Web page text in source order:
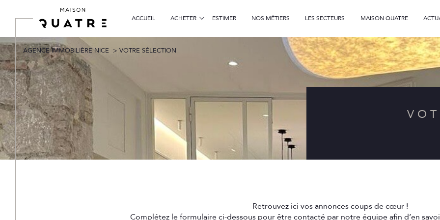
ACCUEIL ACHETER
particuliers professionnels
ESTIMER NOS MÉTIERS LES SECTEURS MAISON QUATRE
de l'ancien
de l'immo pro
Louer
à l'année
Estimer
TYPE DE BIEN
Voir les13annonces
AGENCE IMMOBILIÈRE NICE VOTRE SÉLECTION
Retrouvez ici vos annonces coups de cœur !
Complétez le formulaire ci-dessous pour être contacté par notre équipe afin d’en